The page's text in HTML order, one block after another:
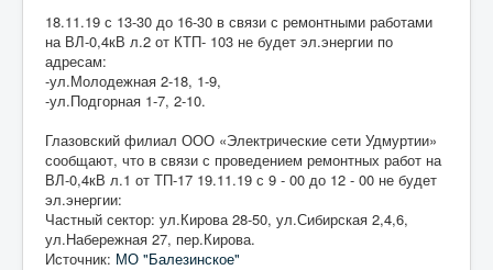
18.11.19 с 13-30 до 16-30 в связи с ремонтными работами
на ВЛ-0,4кВ л.2 от КТП- 103 не будет эл.энергии по
адресам:
-ул.Молодежная 2-18, 1-9,
-ул.Подгорная 1-7, 2-10.
Глазовский филиал ООО «Электрические сети Удмуртии»
сообщают, что в связи с проведением ремонтных работ на
ВЛ-0,4кВ л.1 от ТП-17 19.11.19 с 9 - 00 до 12 - 00 не будет
эл.энергии:
Частный сектор: ул.Кирова 28-50, ул.Сибирская 2,4,6,
ул.Набережная 27, пер.Кирова.
Источник: МО "Балезинское"